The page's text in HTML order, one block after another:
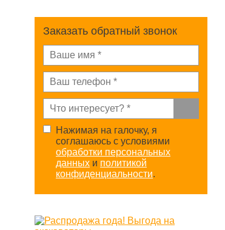
Заказать обратный звонок
Нажимая на галочку, я
соглашаюсь с условиями
обработки персональных
данных и политикой
конфиденциальности.